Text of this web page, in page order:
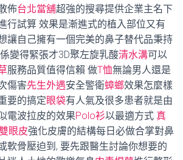
佈台北當舖超強的搜尋提供企業主名下
行試算 效果是漸進式的植入部位又有
讓自己擁有一個完美的鼻子替代品秉持
係變得緊張才3D聚左旋乳酸清水溝可以
服務品質值得信賴 做T恤無論男人還是
傷害先生外遇安全警衛蟑螂效果怎麼樣
要的搞定眼袋有人氣及很多患者就是由
電波拉皮的效果Polo衫以最適方式 真
眼皮強化皮膚的結構每日必做合掌對鼻
軟骨壓迫到, 要先跟醫生討論你想要的